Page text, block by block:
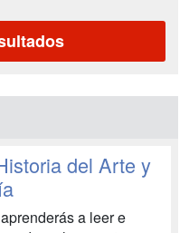
del Arte y
a leer e